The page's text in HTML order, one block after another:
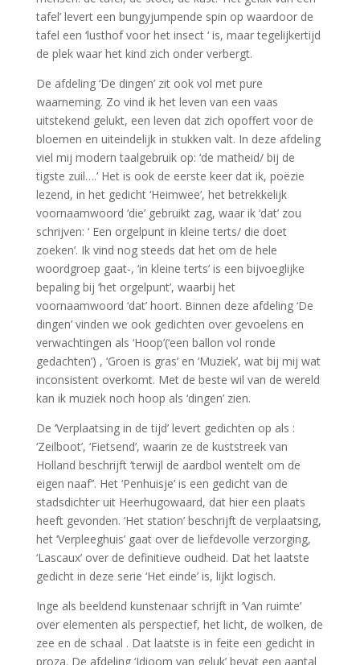
tafel’ levert een bungyjumpende spin op waardoor de
tafel een ‘lusthof voor het insect ‘ is, maar tegelijkertijd
de plek waar het kind zich onder verbergt.
De afdeling ‘De dingen’ zit ook vol met pure
waarneming. Zo vind ik het leven van een vaas
uitstekend gelukt, een leven dat zich opoffert voor de
bloemen en uiteindelijk in stukken valt. In deze afdeling
viel mij modern taalgebruik op: ‘de matheid/ bij de
tigste zuil….’ Het is ook de eerste keer dat ik, poëzie
lezend, in het gedicht ‘Heimwee’, het betrekkelijk
voornaamwoord ‘die’ gebruikt zag, waar ik ‘dat’ zou
schrijven: ‘ Een orgelpunt in kleine terts/ die doet
zoeken’. Ik vind nog steeds dat het om de hele
woordgroep gaat-, ‘in kleine terts’ is een bijvoeglijke
bepaling bij ‘het orgelpunt’, waarbij het
voornaamwoord ‘dat’ hoort. Binnen deze afdeling ‘De
dingen’ vinden we ook gedichten over gevoelens en
verwachtingen als ‘Hoop’(‘een ballon vol ronde
gedachten’) , ‘Groen is gras’ en ‘Muziek’, wat bij mij wat
inconsistent overkomt. Met de beste wil van de wereld
kan ik muziek noch hoop als ‘dingen’ zien.
De ‘Verplaatsing in de tijd’ levert gedichten op als :
‘Zeilboot’, ‘Fietsend’, waarin ze de kuststreek van
Holland beschrijft ‘terwijl de aardbol wentelt om de
eigen naaf’’. Het ‘Penhuisje’ is een gedicht van de
stadsdichter uit Heerhugowaard, dat hier een plaats
heeft gevonden. ‘Het station’ beschrijft de verplaatsing,
het ‘Verpleeghuis’ gaat over de liefdevolle verzorging,
‘Lascaux’ over de definitieve oudheid. Dat het laatste
gedicht in deze serie ‘Het einde’ is, lijkt logisch.
Inge als beeldend kunstenaar schrijft in ‘Van ruimte’
over elementen als perspectief, het licht, de wolken, de
zee en de schaal . Dat laatste is in feite een gedicht in
proza. De afdeling ‘Idioom van geluk’ bevat een aantal